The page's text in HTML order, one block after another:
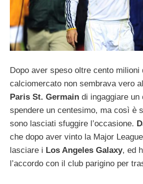
Dopo aver speso oltre cento milioni
calciomercato non sembrava vero
Paris St. Germain di ingaggiare un
spendere un centesimo, ma così è
sono lasciati sfuggire l’occasione.
che dopo aver vinto la Major
lasciare i Los Angeles Galaxy, ed
l’accordo con il club parigino per